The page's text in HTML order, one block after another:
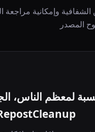
وإمكانية مراجعة
لمعظم الناس،